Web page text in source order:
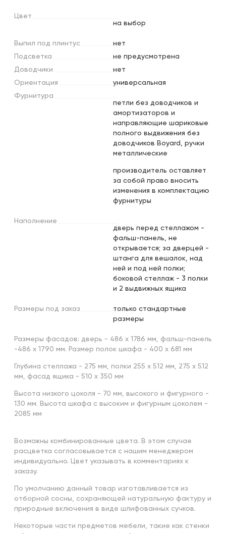
Цвет
на выбор
Выпил под плинтус
нет
Подсветка
не предусмотрена
Доводчики
нет
Ориентация
универсальная
Фурнитура
петли без доводчиков и
амортизаторов и
направляющие шариковые
полного выдвижения без
доводчиков Boyard, ручки
металлические
производитель оставляет
за собой право вносить
изменения в комплектацию
фурнитуры
Наполнение
дверь перед стеллажом -
фальш-панель, не
открывается; за дверцей -
штанга для вешалок, над
ней и под ней полки;
боковой стеллаж - 3 полки
и 2 выдвижных ящика
Размеры под заказ
только стандартные
размеры
Размеры фасадов: дверь - 486 х 1786 мм, фальш-панель
-486 х 1790 мм. Размер полок шкафа - 400 х 681 мм
Глубина стеллажа - 275 мм, полки 255 х 512 мм, 275 х 512
мм, фасад ящика - 510 х 350 мм
Высота низкого цоколя - 70 мм, высокого и фигурного -
130 мм. Высота шкафа с высоким и фигурным цоколем -
2085 мм
Возможны комбинированные цвета. В этом случае
расцветка согласовывается с нашим менеджером
индивидуально. Цвет указывать в комментариях к
заказу.
По умолчанию данный товар изготавливается из
отборной сосны, сохраняющей натуральную фактуру и
природные включения в виде шлифованных сучков.
Некоторые части предметов мебели, такие как стенки